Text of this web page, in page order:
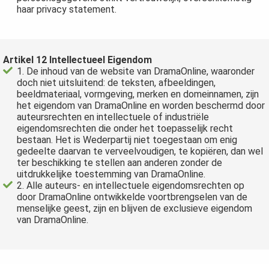
haar privacy statement.
Artikel 12 Intellectueel Eigendom
1. De inhoud van de website van DramaOnline, waaronder
doch niet uitsluitend: de teksten, afbeeldingen,
beeldmateriaal, vormgeving, merken en domeinnamen, zijn
het eigendom van DramaOnline en worden beschermd door
auteursrechten en intellectuele of industriële
eigendomsrechten die onder het toepasselijk recht
bestaan. Het is Wederpartij niet toegestaan om enig
gedeelte daarvan te verveelvoudigen, te kopiëren, dan wel
ter beschikking te stellen aan anderen zonder de
uitdrukkelijke toestemming van DramaOnline.
2. Alle auteurs- en intellectuele eigendomsrechten op
door DramaOnline ontwikkelde voortbrengselen van de
menselijke geest, zijn en blijven de exclusieve eigendom
van DramaOnline.